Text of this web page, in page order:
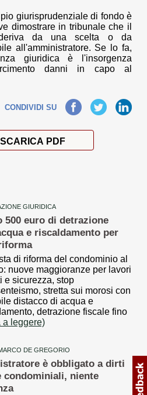
giurisprudenziale di fondo è
dimostrare in tribunale che il
da una scelta o da
all'amministratore. Se lo fa,
giuridica è l'insorgenza
danni in capo al
CONDIVIDI SUFacebook TwitterLinkedIn
SCARICA PDF
GIURIDICA
euro di detrazione
e riscaldamento per
di riforma del condominio al
nuove maggioranze per lavori
e sicurezza, stop
stretta sui morosi con
distacco di acqua e
detrazione fiscale fino
a leggere)
DE GREGORIO
è obbligato a dirti
condominiali, niente